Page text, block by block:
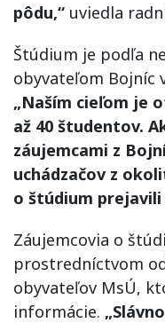
pôdu,“ uviedla
Štúdium je podľa
obyvateľom Bojníc
„Naším cieľom je
až 40 študentov.
záujemcami z
uchádzačov z
o štúdium prejavili
Záujemcovia o
prostredníctvom
obyvateľov MsÚ,
informácie.